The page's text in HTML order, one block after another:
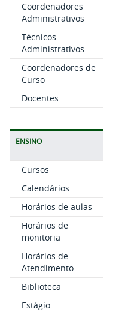
Coordenadores
Administrativos
Técnicos
Administrativos
Coordenadores de
Curso
Docentes
ENSINO
Cursos
Calendários
Horários de aulas
Horários de
monitoria
Horários de
Atendimento
Biblioteca
Estágio